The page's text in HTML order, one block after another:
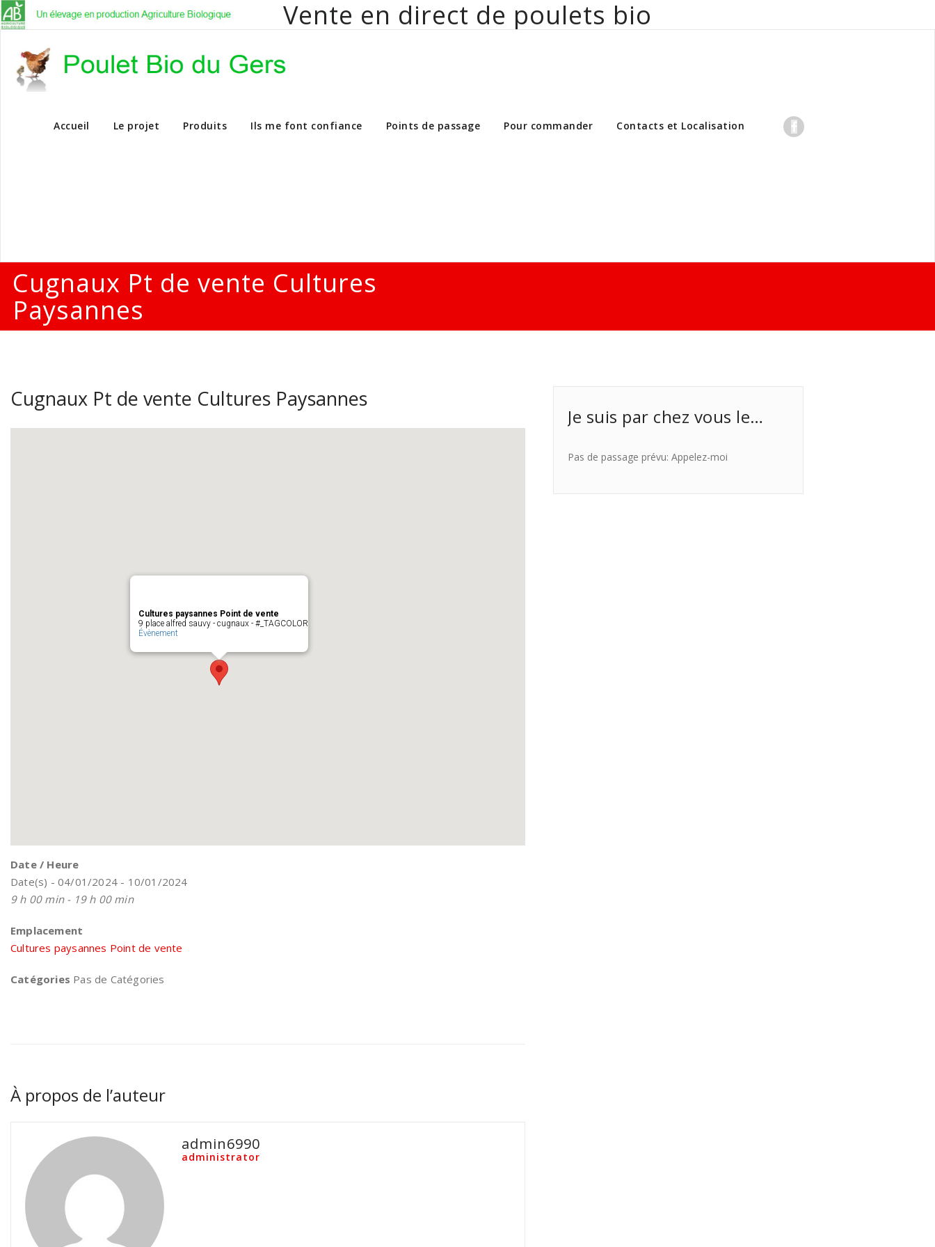
Vente en direct de poulets bio
Vente en direct de poulets bio aux particuliers et professionnels
Accueil Le projet Produits Ils me font confiance Points de passage Pour commander Contacts et Localisation
Cugnaux Pt de vente Cultures
Paysannes
Cugnaux Pt de vente Cultures Paysannes
Cultures paysannes Point de vente
9 place alfred sauvy - cugnaux - #_TAGCOLOR
Évènement
Date / Heure
Date(s) - 04/01/2024 - 10/01/2024
9 h 00 min - 19 h 00 min
Emplacement
Cultures paysannes Point de vente
Catégories Pas de Catégories
À propos de l’auteur
admin6990
administrator
Je suis par chez vous le…
Pas de passage prévu: Appelez-moi